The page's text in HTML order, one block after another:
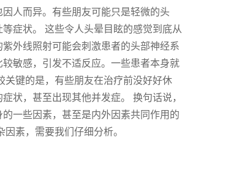
人而异。有些朋友可能只是轻微的头
症状。 这些令人头晕目眩的感觉到底从
外线照射可能会刺激患者的头部神经系
敏感，引发不适反应。一些患者本身就
键的是，有些朋友在治疗前没好好休
状，甚至出现其他并发症。 换句话说，
一些因素，甚至是内外因素共同作用的
素，需要我们仔细分析。